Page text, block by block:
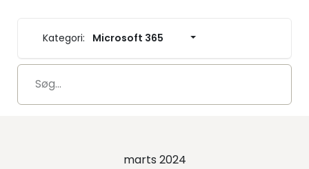
Kategori: Microsoft 365
marts 2024